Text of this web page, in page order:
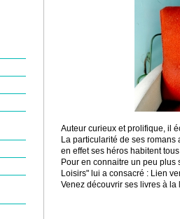
Auteur curieux et prolifique, il
La particularité de ses
en effet ses héros habitent
Pour en connaitre un peu plus
Loisirs" lui a consacré : Lien
Venez découvrir ses livres à